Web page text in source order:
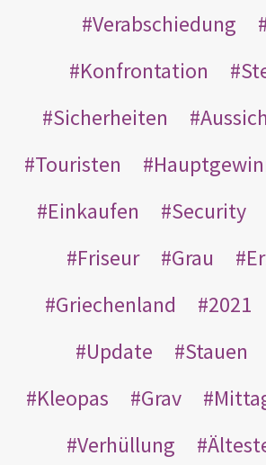
Verabschiedung
Konfrontation
Sicherheiten
Touristen
Einkaufen
Security
Friseur
Grau
Griechenland
2021
Update
Stauen
Kleopas
Grav
Verhüllung